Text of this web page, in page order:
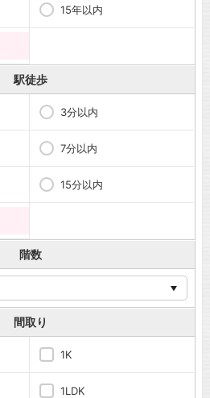
15年以内
駅徒歩
3分以内
7分以内
15分以内
階数
間取り
1K
1LDK